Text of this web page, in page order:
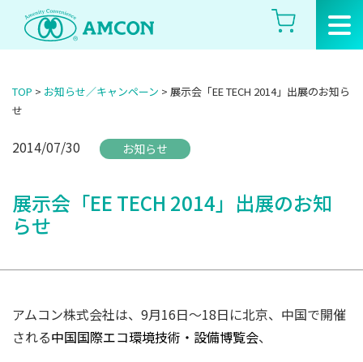
Skip
the
TOP > お知らせ／キャンペーン > 展示会「EE TECH 2014」出展のお知ら
せ
2014/07/30 お知らせ
展示会「EE TECH 2014」出展のお知
らせ
アムコン株式会社は、9月16日～18日に北京、中国で開催
される中国国際エコ環境技術・設備博覧会、